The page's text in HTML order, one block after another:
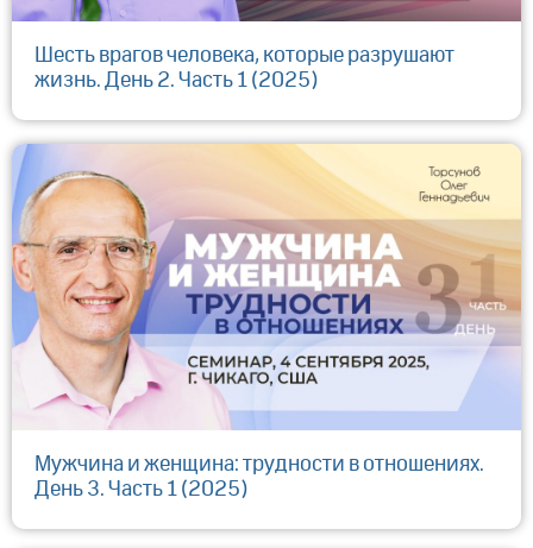
Шесть врагов человека, которые разрушают
жизнь. День 2. Часть 1 (2025)
Мужчина и женщина: трудности в отношениях.
День 3. Часть 1 (2025)